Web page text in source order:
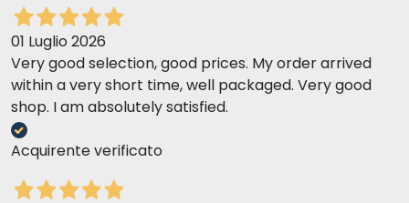
01 Luglio 2026
Very good selection, good prices. My order arrived
within a very short time, well packaged. Very good
shop. I am absolutely satisfied.
Acquirente verificato